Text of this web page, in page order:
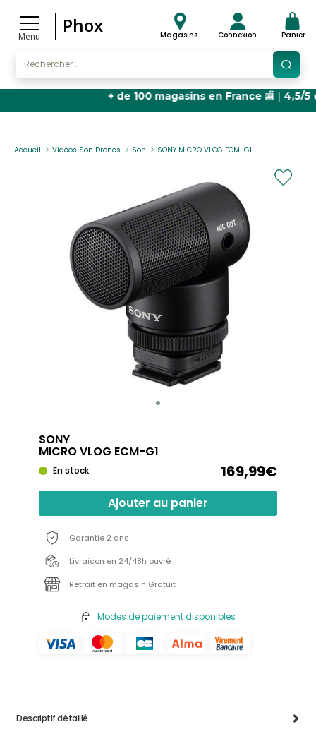
Menu
Phox Magasins Connexion Panier
+ de 100 magasins en France🏬 |4,5/5 étoiles
Accueil Vidéos Son Drones Son SONY MICRO VLOG ECM-G1
SONY
MICRO VLOG ECM-G1
En stock 169,99€
Ajouter au panier
Garantie 2 ans
Livraison en 24/48h ouvré
Retrait en magasin Gratuit
Modes de paiement disponibles
Descriptif détaillé